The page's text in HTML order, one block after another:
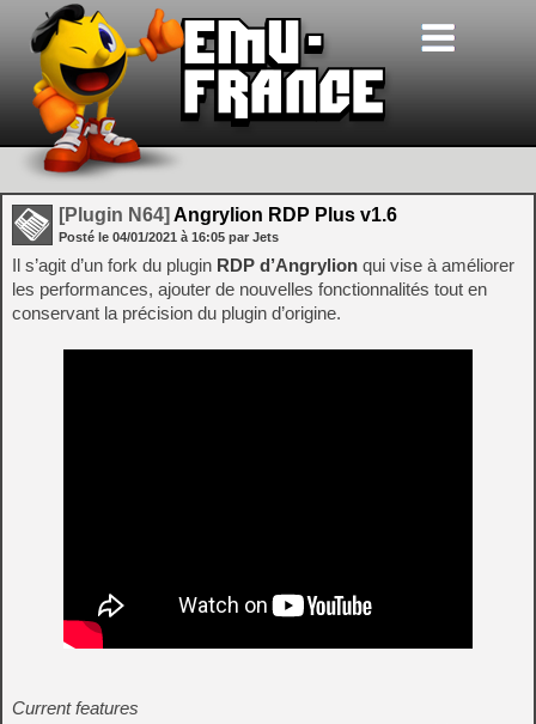
[Plugin N64] Angrylion RDP Plus v1.6
Posté le 04/01/2021 à 16:05 par Jets
Il s’agit d’un fork du plugin RDP d’Angrylion qui vise à améliorer
les performances, ajouter de nouvelles fonctionnalités tout en
conservant la précision du plugin d’origine.
Current features